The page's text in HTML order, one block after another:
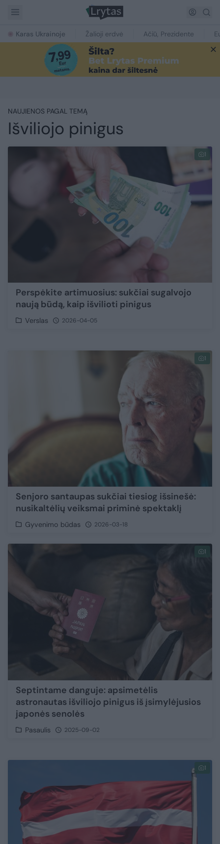
Karas Ukrainoje Žalioji erdvė Ačiū, Prezidente
NAUJIENOS PAGAL TEMĄ
Išviliojo pinigus
1
Perspėkite artimuosius: sukčiai sugalvojo
naują būdą, kaip išvilioti pinigus
Verslas 2026-04-05
1
Senjoro santaupas sukčiai tiesiog išsinešė:
nusikaltėlių veiksmai priminė spektaklį
Gyvenimo būdas 2026-03-18
1
Septintame danguje: apsimetėlis
astronautas išviliojo pinigus iš įsimylėjusios
japonės senolės
Pasaulis 2025-09-02
1